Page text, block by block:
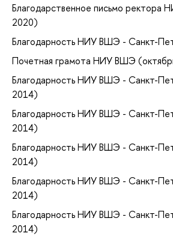
Благодарственное письмо ректора
2020)
Благодарность НИУ ВШЭ - Санкт-
Почетная грамота НИУ ВШЭ
Благодарность НИУ ВШЭ - Санкт-
2014)
Благодарность НИУ ВШЭ - Санкт-
2014)
Благодарность НИУ ВШЭ - Санкт-
2014)
Благодарность НИУ ВШЭ - Санкт-
2014)
Благодарность НИУ ВШЭ - Санкт-
2014)